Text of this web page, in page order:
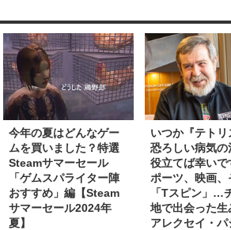
今年の夏はどんなゲー
ムを買いました？特選
Steamサマーセール
「ゲムスパライター陣
おすすめ」編【Steam
サマーセール2024年
夏】
いつか『テトリ
恐ろしい病気の
役立てば幸い
ポーツ、映画、
「Tスピン」…
地で出会った生
アレクセイ・パ